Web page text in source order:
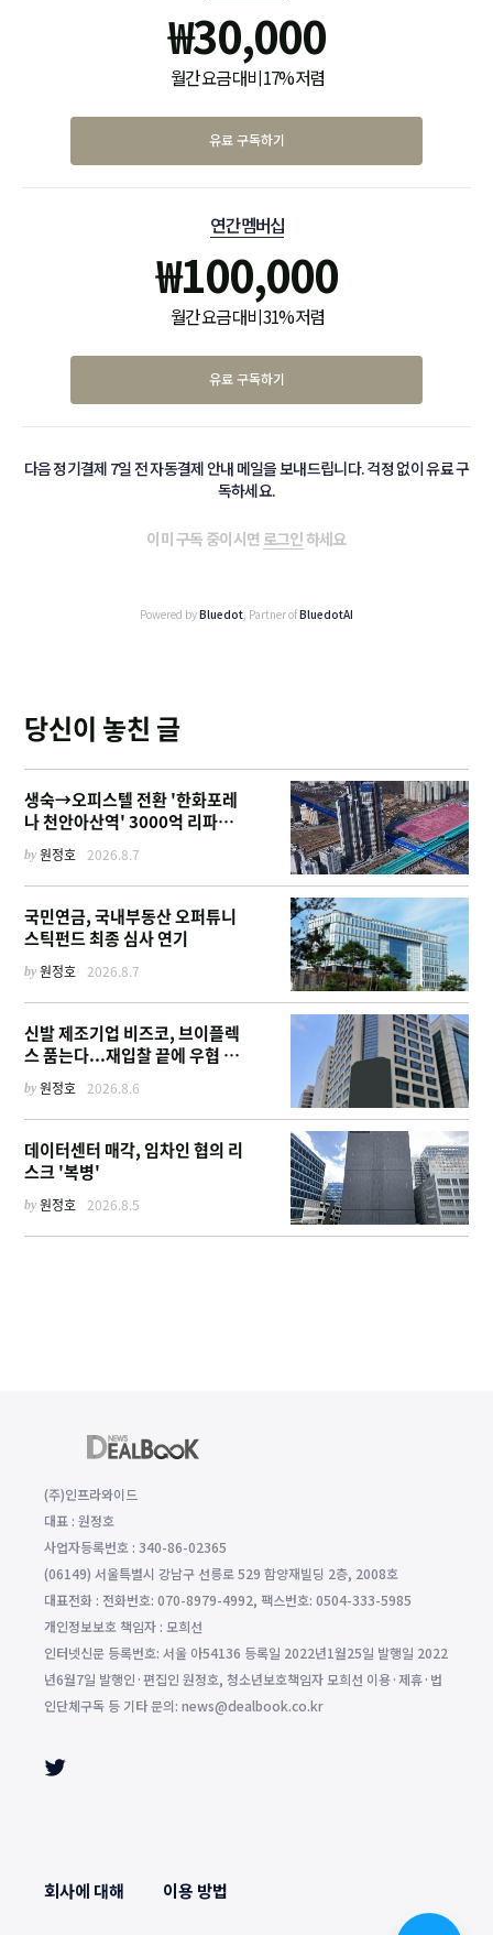
₩30,000
월간 요금 대비 17% 저렴
유료 구독하기
연간 멤버십
₩100,000
월간 요금 대비 31% 저렴
유료 구독하기
다음 정기결제 7일 전 자동결제 안내 메일을 보내드립니다. 걱정 없이 유료 구
독하세요.
이미 구독 중이시면 로그인하세요
Powered byBluedot, Partner ofBluedotAI
당신이 놓친 글
생숙→오피스텔 전환 '한화포레
나 천안아산역' 3000억 리파이
낸싱
by원정호 2026.8.7
국민연금, 국내부동산 오퍼튜니
스틱펀드 최종 심사 연기
by원정호 2026.8.7
신발 제조기업 비즈코, 브이플렉
스 품는다...재입찰 끝에 우협 선
by원정호 2026.8.6
데이터센터 매각, 임차인 협의 리
스크 '복병'
by원정호 2026.8.5
(주)인프라와이드
대표 : 원정호
사업자등록번호 : 340-86-02365
(06149) 서울특별시 강남구 선릉로 529 함양재빌딩 2층, 2008호
대표전화 : 전화번호: 070-8979-4992, 팩스번호: 0504-333-5985
개인정보보호 책임자 : 모희선
인터넷신문 등록번호: 서울 아54136 등록일 2022년1월25일 발행일 2022
년6월7일 발행인·편집인 원정호, 청소년보호책임자 모희선 이용·제휴·법
인단체구독 등 기타 문의: news@dealbook.co.kr
회사에 대해 이용 방법